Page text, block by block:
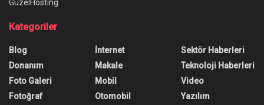
Bilinmesi Gereken AutoCAD
Kısayolları
AutoCAD kısayolları ile gerçekleştirmek
istediğiniz işlemleri çok daha kısa sürede